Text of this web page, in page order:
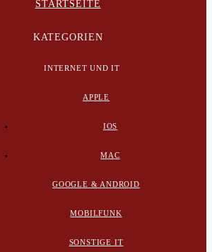
STARTSEITE
KATEGORIEN
INTERNET UND IT
APPLE
IOS
MAC
GOOGLE & ANDROID
MOBILFUNK
SONSTIGE IT